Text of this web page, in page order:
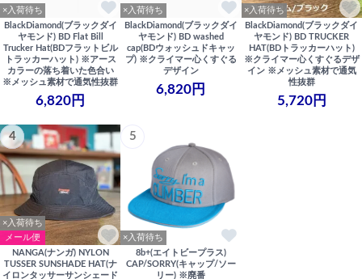
×入荷待ち
BlackDiamond(ブラックダイ
ヤモンド) BD Flat Bill
Trucker Hat(BDフラットビル
トラッカーハット) ※アース
カラーの落ち着いた色合い
※メッシュ素材で通気性抜群
6,820円
×入荷待ち
BlackDiamond(ブラックダイ
ヤモンド) BD washed
cap(BDウォッシュドキャッ
プ) ※クライマー心くすぐる
デザイン
6,820円
×入荷待ち
BlackDiamond(ブラックダイ
ヤモンド) BD TRUCKER
HAT(BDトラッカーハット)
※クライマー心くすぐるデザ
イン ※メッシュ素材で通気
性抜群
5,720円
4
×入荷待ち
メール便
NANGA(ナンガ) NYLON
TUSSER SUNSHADE HAT(ナ
イロンタッサーサンシェード
5
×入荷待ち
8b+(エイトビープラス)
CAP/SORRY(キャップ/ソー
リー) ※廃番